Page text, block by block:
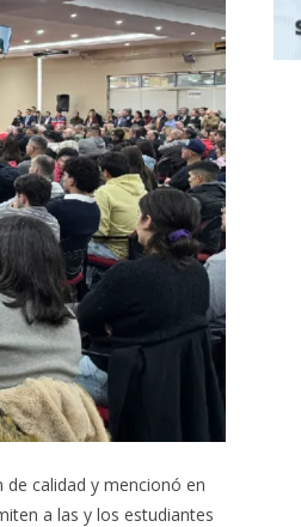
calidad y mencionó en
a las y los estudiantes